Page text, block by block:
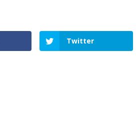
Twitter